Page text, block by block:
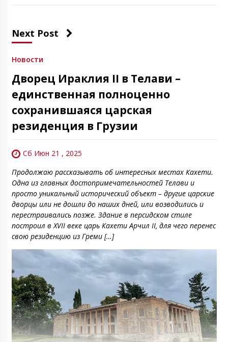
Next Post
Новости
Дворец Ираклия II в Телави –
единственная полноценно
сохранившаяся царская
резиденция в Грузии
Сб Июн 21 , 2025
Продолжаю рассказывать об интересных местах Кахети.
Одна из главных достопримечательностей Телави и
просто уникальный исторический объект – другие царские
дворцы или не дошли до наших дней, или возводились и
перестраивались позже. Здание в персидском стиле
построил в XVII веке царь Кахети Арчил II, для чего перенес
свою резиденцию из Греми […]